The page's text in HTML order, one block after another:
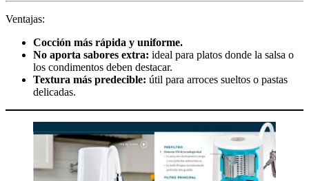
Ventajas:
Cocción más rápida y uniforme.
No aporta sabores extra: ideal para platos donde la salsa o
los condimentos deben destacar.
Textura más predecible: útil para arroces sueltos o pastas
delicadas.